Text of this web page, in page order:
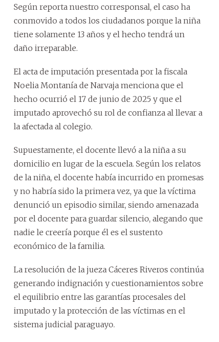
Según reporta nuestro corresponsal, el caso ha
conmovido a todos los ciudadanos porque la niña
tiene solamente 13 años y el hecho tendrá un
daño irreparable.
El acta de imputación presentada por la fiscala
Noelia Montanía de Narvaja menciona que el
hecho ocurrió el 17 de junio de 2025 y que el
imputado aprovechó su rol de confianza al llevar a
la afectada al colegio.
Supuestamente, el docente llevó a la niña a su
domicilio en lugar de la escuela. Según los relatos
de la niña, el docente había incurrido en promesas
y no habría sido la primera vez, ya que la víctima
denunció un episodio similar, siendo amenazada
por el docente para guardar silencio, alegando que
nadie le creería porque él es el sustento
económico de la familia.
La resolución de la jueza Cáceres Riveros continúa
generando indignación y cuestionamientos sobre
el equilibrio entre las garantías procesales del
imputado y la protección de las víctimas en el
sistema judicial paraguayo.